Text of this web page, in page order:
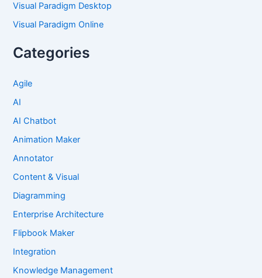
Visual Paradigm Desktop
Visual Paradigm Online
Categories
Agile
AI
AI Chatbot
Animation Maker
Annotator
Content & Visual
Diagramming
Enterprise Architecture
Flipbook Maker
Integration
Knowledge Management